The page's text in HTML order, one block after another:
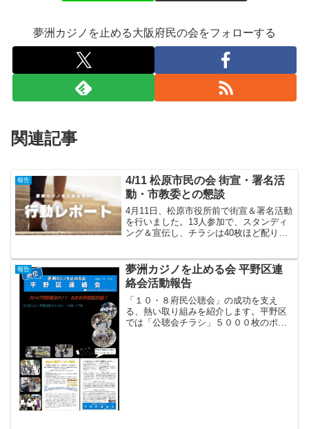
夢洲カジノを止める大阪府民の会をフォローする
関連記事
報告
4/11 松原市民の会 街宣・署名活
動・市教委との懇談
4月11日、松原市役所前で街宣＆署名活動
を行いました。13人参加で、スタンディ
ング＆宣伝し、チラシは40枚ほど配りま
の立場で話されましたただ、松原市とし
て交通費補助もあ...
報告
夢洲カジノを止める会 平野区連
絡会活動報告
「１０・８府民公聴会」の成功を支え
る、熱い取り組みを紹介します。平野区
では「公聴会チラシ」５０００枚のポス